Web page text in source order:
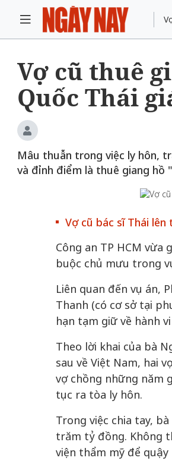
Vợ cũ thuê
Quốc Thái
Mâu thuẫn trong việc ly hôn,
và đỉnh điểm là thuê giang hồ
Vợ cũ bác sĩ Thái
Công an TP HCM vừa
buộc chủ mưu trong
Liên quan đến vụ án,
Thanh (có cơ sở tại
hạn tạm giữ về hành
Theo lời khai của bà
sau về Việt Nam, hai
vợ chồng những năm
tục ra tòa ly hôn.
Trong việc chia tay,
trăm tỷ đồng. Không
viện thẩm mỹ để quậy
của những chiếc
trên không gian